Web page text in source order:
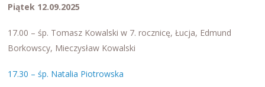
Piątek 12.09.2025
17.00 – śp. Tomasz Kowalski w 7. rocznicę, Łucja, Edmund
Borkowscy, Mieczysław Kowalski
17.30 – śp. Natalia Piotrowska